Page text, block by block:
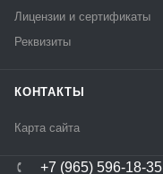
Лицензии и сертификаты
Реквизиты
КОНТАКТЫ
Карта сайта
+7 (965) 596-18-35